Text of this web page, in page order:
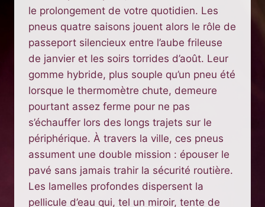
le prolongement de votre quotidien. Les
pneus quatre saisons jouent alors le rôle de
passeport silencieux entre l’aube frileuse
de janvier et les soirs torrides d’août. Leur
gomme hybride, plus souple qu’un pneu été
lorsque le thermomètre chute, demeure
pourtant assez ferme pour ne pas
s’échauffer lors des longs trajets sur le
périphérique. À travers la ville, ces pneus
assument une double mission : épouser le
pavé sans jamais trahir la sécurité routière.
Les lamelles profondes dispersent la
pellicule d’eau qui, tel un miroir, tente de